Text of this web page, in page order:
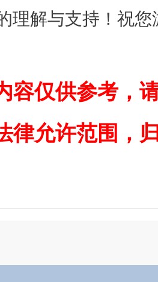
理解与支持！祝
容仅供参考，
律允许范围，